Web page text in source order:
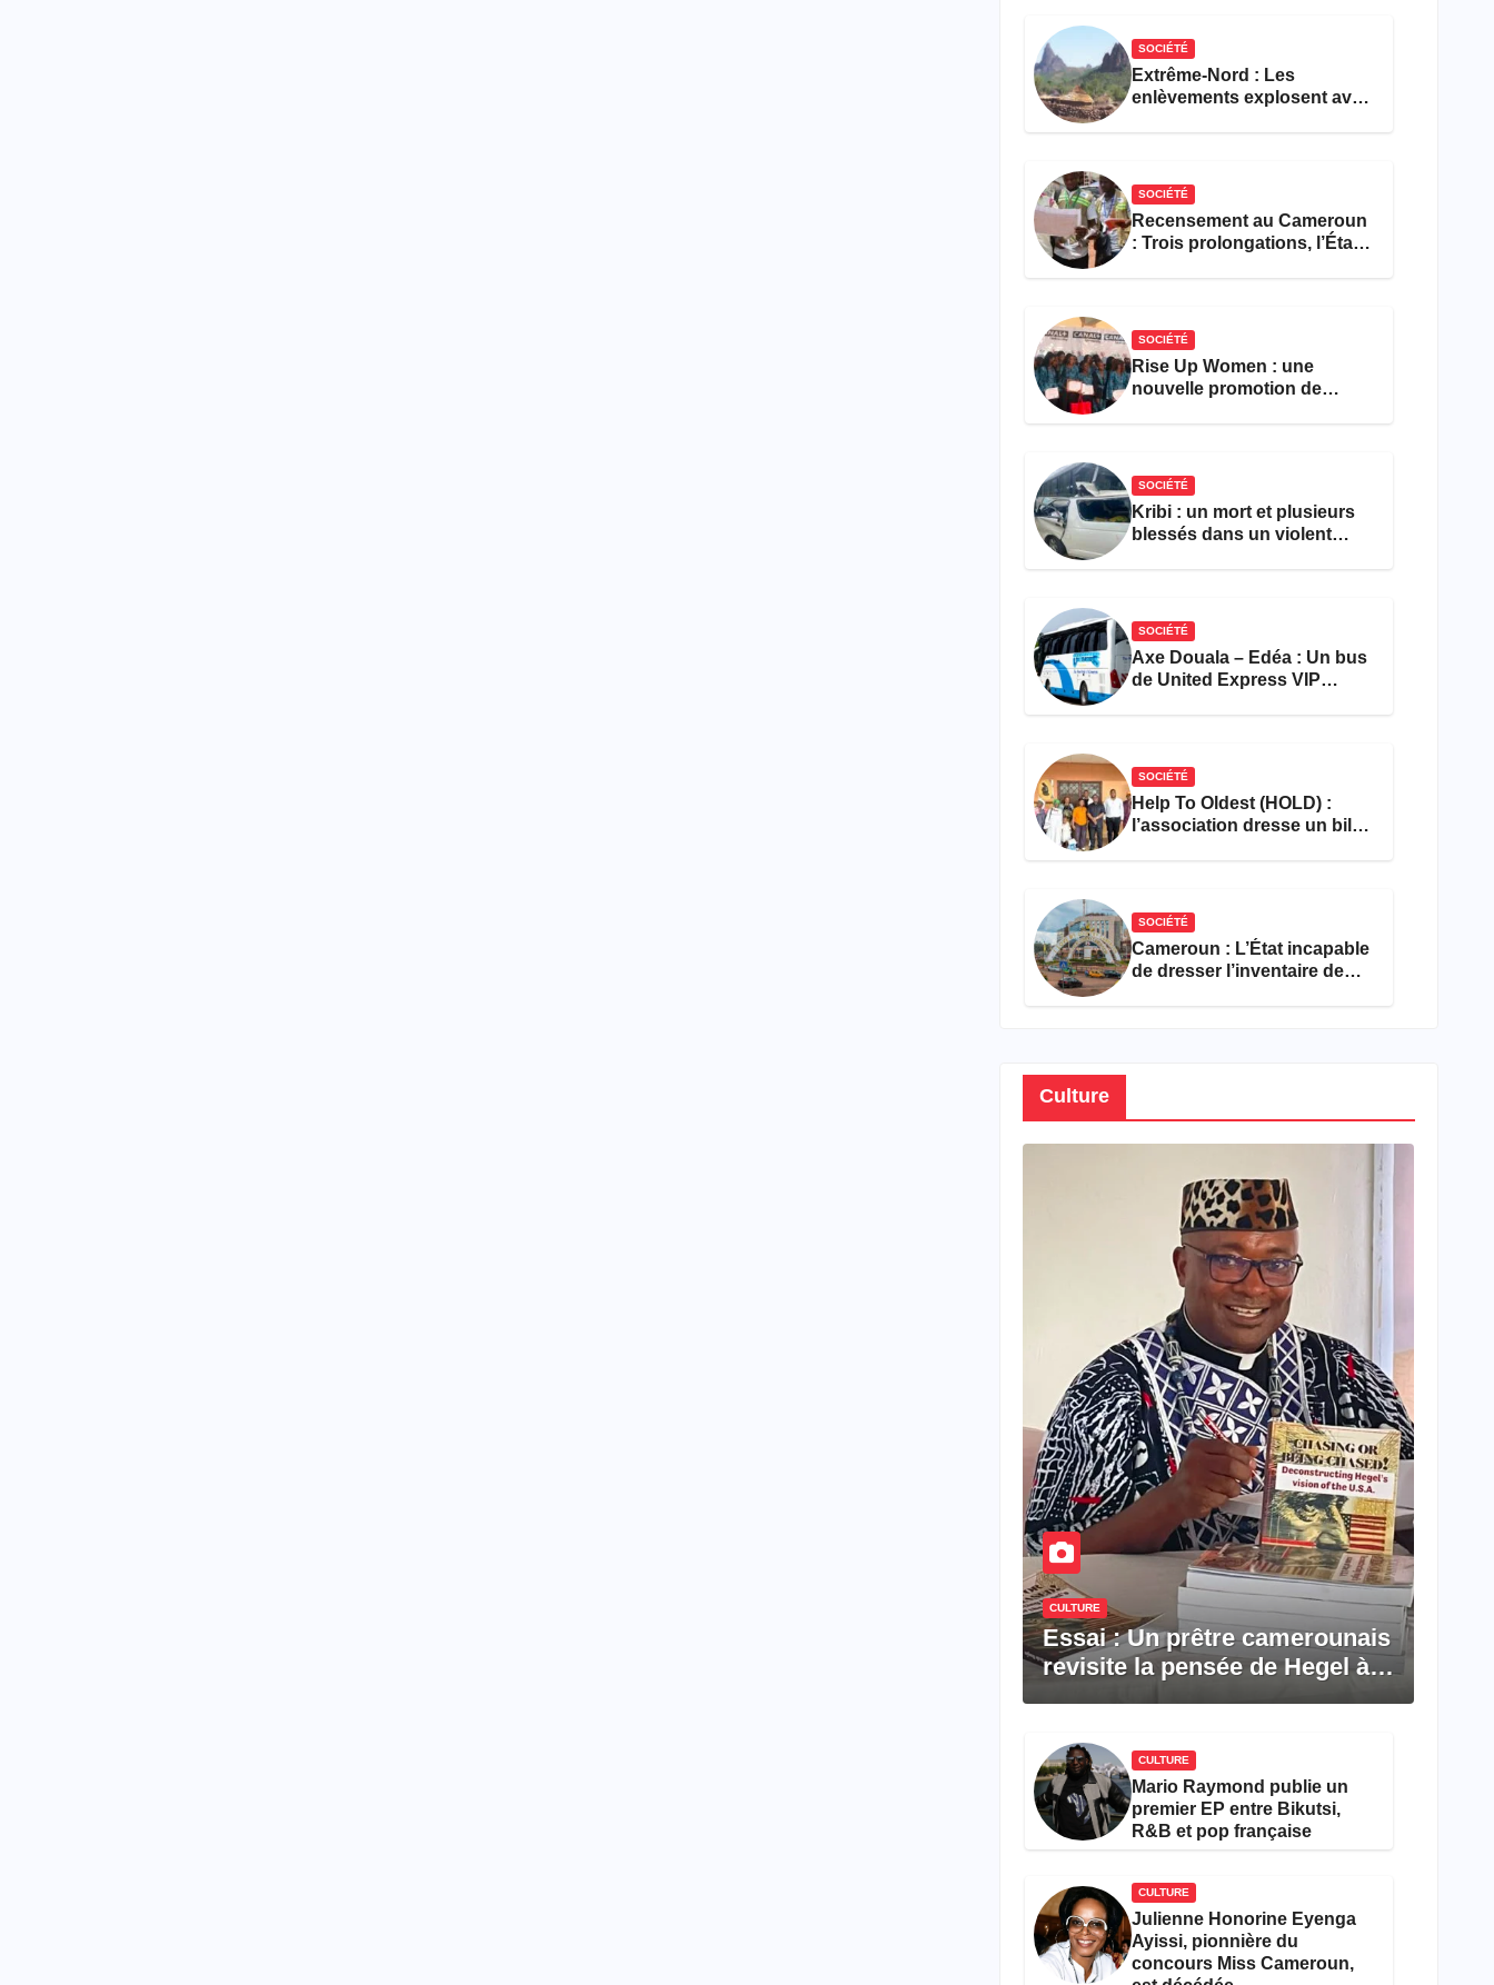
SOCIÉTÉ
Extrême-Nord : Les
enlèvements explosent avec
SOCIÉTÉ
Recensement au Cameroun
: Trois prolongations, l’État
SOCIÉTÉ
Rise Up Women : une
nouvelle promotion de
SOCIÉTÉ
Kribi : un mort et plusieurs
blessés dans un violent
SOCIÉTÉ
Axe Douala – Edéa : Un bus
de United Express VIP
SOCIÉTÉ
Help To Oldest (HOLD) :
l’association dresse un bilan
SOCIÉTÉ
Cameroun : L’État incapable
de dresser l’inventaire de
Culture
CULTURE
Essai : Un prêtre camerounais
revisite la pensée de Hegel à
CULTURE
Mario Raymond publie un
premier EP entre Bikutsi,
R&B et pop française
CULTURE
Julienne Honorine Eyenga
Ayissi, pionnière du
concours Miss Cameroun,